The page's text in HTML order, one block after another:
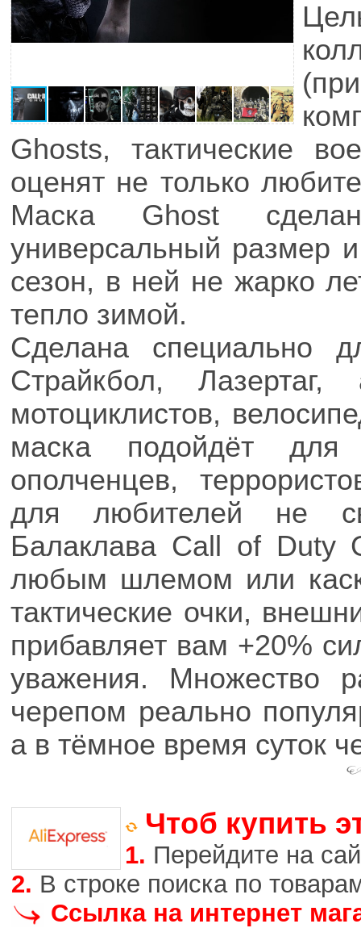
Ghosts, тактические
оценят не только
Маска Ghost
универсальный размер
сезон, в ней не жарко
тепло зимой.
Сделана специально
Страйкбол,
мотоциклистов,
маска подойдёт
ополченцев,
для любителей не
Балаклава Call of Duty
любым шлемом или
тактические очки,
прибавляет вам +20%
уважения. Множество
черепом реально
а в тёмное время суток
Чтоб купить
1. Перейдите на
2. В строке поиска по
Ссылка на интернет